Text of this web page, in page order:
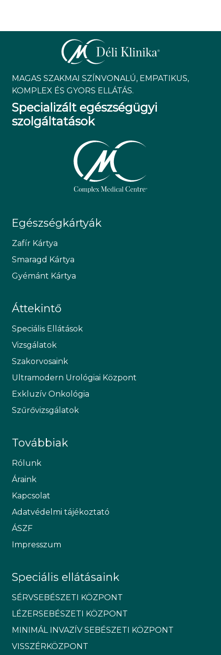
MAGAS SZAKMAI SZÍNVONALÚ, EMPATIKUS,
KOMPLEX ÉS GYORS ELLÁTÁS.
Specializált egészségügyi
szolgáltatások
Egészségkártyák
Zafír Kártya
Smaragd Kártya
Gyémánt Kártya
Áttekintő
Speciális Ellátások
Vizsgálatok
Szakorvosaink
Ultramodern Urológiai Központ
Exkluzív Onkológia
Szűrővizsgálatok
Továbbiak
Rólunk
Áraink
Kapcsolat
Adatvédelmi tájékoztató
ÁSZF
Impresszum
Speciális ellátásaink
SÉRVSEBÉSZETI KÖZPONT
LÉZERSEBÉSZETI KÖZPONT
MINIMÁL INVAZÍV SEBÉSZETI KÖZPONT
VISSZÉRKÖZPONT